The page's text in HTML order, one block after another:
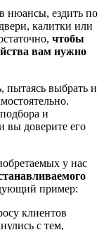
нюансы, ездить по
калитки или
чтобы
вам нужно
пытаясь выбрать и
и
вы доверите его
у нас
пример:
клиентов
с тем,